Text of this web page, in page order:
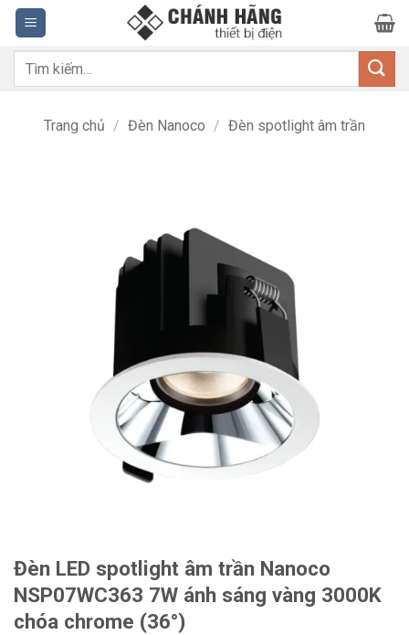
Bỏ
qua
nội
dung
Tìm
Trang chủ / Đèn Nanoco / Đèn spotlight âm trần
Đèn LED spotlight âm trần Nanoco
NSP07WC363 7W ánh sáng vàng 3000K
chóa chrome (36°)